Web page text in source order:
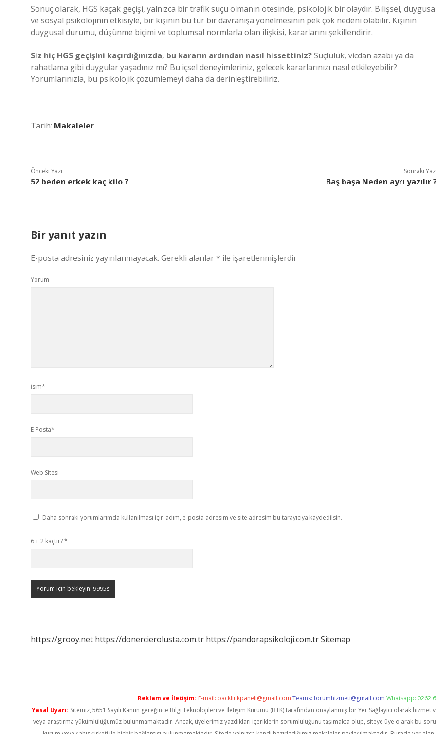
Sonuç olarak, HGS kaçak geçişi, yalnızca bir trafik suçu olmanın ötesinde, psikolojik bir olaydır. Bilişsel,
ve sosyal psikolojinin etkisiyle, bir kişinin bu tür bir davranışa yönelmesinin pek çok nedeni olabilir. Kişinin
duygusal durumu, düşünme biçimi ve toplumsal normlarla olan ilişkisi, kararlarını şekillendirir.
Siz hiç HGS geçişini kaçırdığınızda, bu kararın ardından nasıl hissettiniz?Suçluluk, vicdan azabı ya da
rahatlama gibi duygular yaşadınız mı? Bu içsel deneyimleriniz, gelecek kararlarınızı nasıl etkileyebilir?
Yorumlarınızla, bu psikolojik çözümlemeyi daha da derinleştirebiliriz.
Tarih: Makaleler
Önceki Yazı
52 beden erkek kaç kilo ?
Sonraki
Baş başa Neden ayrı yazılır
Bir yanıt yazın
E-posta adresiniz yayınlanmayacak. Gerekli alanlar* ile işaretlenmişlerdir
Yorum
İsim*
E-Posta*
Web Sitesi
Daha sonraki yorumlarımda kullanılması için adım, e-posta adresim ve site adresim bu tarayıcıya kaydedilsin.
6 + 2 kaçtır?*
https://grooy.net https://donercierolusta.com.tr https://pandorapsikoloji.com.trSitemap
Reklam ve İletişim: E-mail: backlinkpaneli@gmail.com Teams:forumhizmeti@gmail.com Whatsapp: 0262
Yasal Uyarı: Sitemiz, 5651 Sayılı Kanun gereğince Bilgi Teknolojileri ve İletişim Kurumu (BTK) tarafından onaylanmış bir Yer Sağlayıcı olarak
veya araştırma yükümlülüğümüz bulunmamaktadır. Ancak, üyelerimiz yazdıkları içeriklerin sorumluluğunu taşımakta olup, siteye üye olarak bu